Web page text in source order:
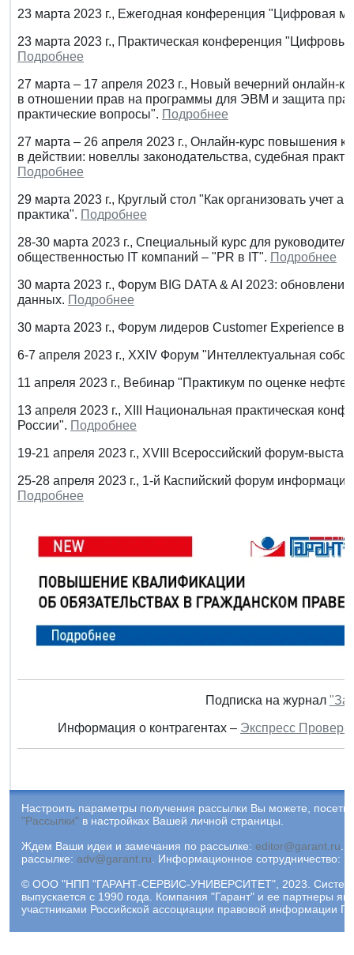
23 марта 2023 г., Ежегодная конференция "Цифровая
23 марта 2023 г., Практическая конференция
Подробнее
27 марта – 17 апреля 2023 г., Новый вечерний онлайн-
в отношении прав на программы для ЭВМ и защита
практические вопросы". Подробнее
27 марта – 26 апреля 2023 г., Онлайн-курс повышения
в действии: новеллы законодательства, судебная
Подробнее
29 марта 2023 г., Круглый стол "Как организовать
практика". Подробнее
28-30 марта 2023 г., Специальный курс для
общественностью IT компаний – "PR в IT". Подробнее
30 марта 2023 г., Форум BIG DATA & AI 2023:
данных. Подробнее
30 марта 2023 г., Форум лидеров Customer Experience в
6-7 апреля 2023 г., XXIV Форум "Интеллектуальная
11 апреля 2023 г., Вебинар "Практикум по оценке
13 апреля 2023 г., XIII Национальная практическая
России". Подробнее
19-21 апреля 2023 г., XVIII Всероссийский форум-
25-28 апреля 2023 г., 1-й Каспийский форум
Подробнее
Подписка на журнал
Информация о контрагентах – Экспресс
Настроить параметры получения рассылки Вы можете,
"Рассылки" в настройках Вашей личной страницы.
Ждем Ваши идеи и замечания по рассылке: editor@garant.ru
рассылке: adv@garant.ru Информационное сотрудничество:
© ООО "НПП "ГАРАНТ-СЕРВИС-УНИВЕРСИТЕТ", 2023.
выпускается с 1990 года. Компания "Гарант" и ее партнеры
участниками Российской ассоциации правовой информации